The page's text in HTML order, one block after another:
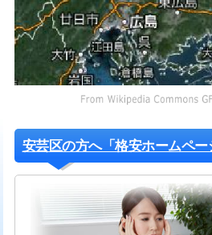
安芸区の方へ「格安ホームペ